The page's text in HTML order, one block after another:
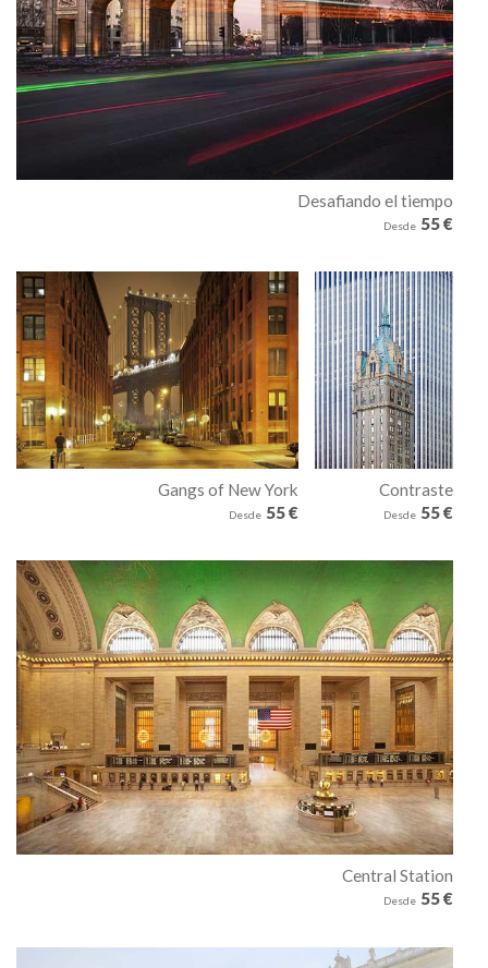
Desafiando el tiempo
Desde 55 €
Gangs of New York
Desde 55 €
Contraste
Arquitectónico
Desde 55 €
Central Station
Desde 55 €